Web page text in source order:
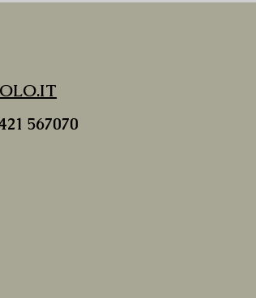
567070